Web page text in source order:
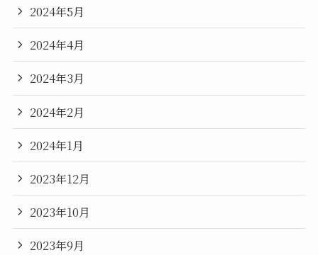
2024年5月
2024年4月
2024年3月
2024年2月
2024年1月
2023年12月
2023年10月
2023年9月